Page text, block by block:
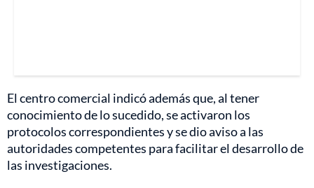
El centro comercial indicó además que, al tener
conocimiento de lo sucedido, se activaron los
protocolos correspondientes y se dio aviso a las
autoridades competentes para facilitar el desarrollo de
las investigaciones.